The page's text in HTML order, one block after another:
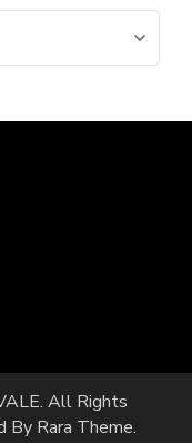
. All Rights
By Rara Theme.